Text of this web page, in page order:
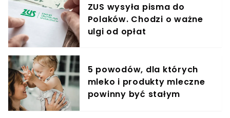
ZUS wysyła pisma do
Polaków. Chodzi o ważne
ulgi od opłat
5 powodów, dla których
mleko i produkty mleczne
powinny być stałym